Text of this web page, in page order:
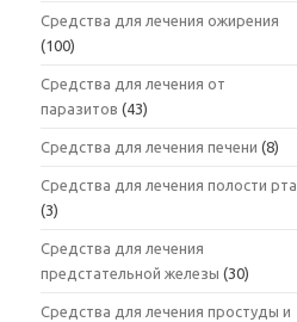
Средства для лечения ожирения
(100)
Средства для лечения от
паразитов (43)
Средства для лечения печени (8)
Средства для лечения полости рта
(3)
Средства для лечения
предстательной железы (30)
Средства для лечения простуды и